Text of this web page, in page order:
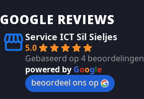
GOOGLE REVIEWS
Service ICT Sil Sieljes
5.0
Gebaseerd op 4 beoordelingen
powered by Google
beoordeel ons op